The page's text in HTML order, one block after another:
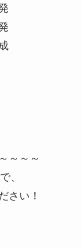
～～～
、
さい！